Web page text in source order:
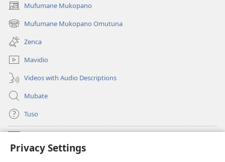
Privacy Settings
Mufumane Mukopano
(opens
new
window)
Mufumane Mukopano Omutuna
(opens
new
window)
Zenca
Mavidio
Videos with Audio Descriptions
Mubate
Tuso
(opens
new